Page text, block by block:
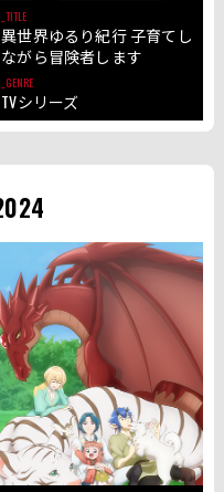
TITLE
異世界ゆるり紀行 子育てし
ながら冒険者します
GENRE
TVシリーズ